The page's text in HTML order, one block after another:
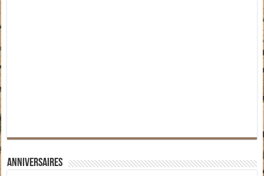
Anniversaires